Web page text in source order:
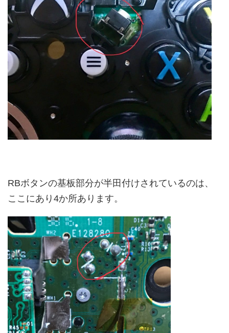
RBボタンの基板部分が半田付けされているのは、
ここにあり4か所あります。